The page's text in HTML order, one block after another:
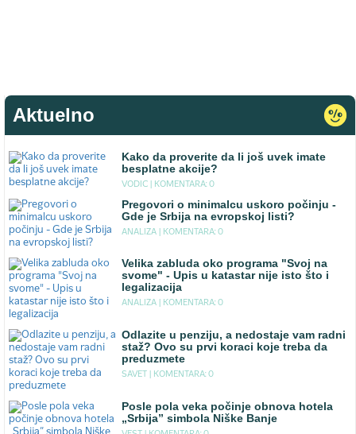
Aktuelno
Kako da proverite da li još uvek imate
besplatne akcije?
VODIC | KOMENTARA: 0
Pregovori o minimalcu uskoro počinju -
Gde je Srbija na evropskoj listi?
ANALIZA | KOMENTARA: 0
Velika zabluda oko programa "Svoj na
svome" - Upis u katastar nije isto što i
legalizacija
ANALIZA | KOMENTARA: 0
Odlazite u penziju, a nedostaje vam radni
staž? Ovo su prvi koraci koje treba da
preduzmete
SAVET | KOMENTARA: 0
Posle pola veka počinje obnova hotela
„Srbija” simbola Niške Banje